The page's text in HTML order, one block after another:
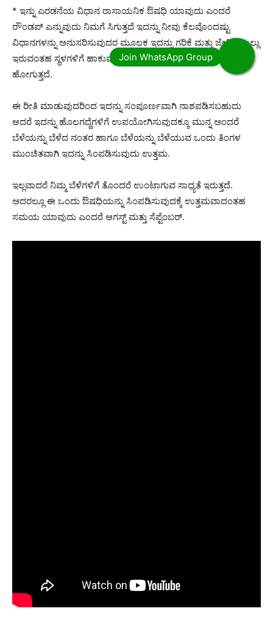
* ಇನ್ನು ಎರಡನೆಯ ವಿಧಾನ ರಾಸಾಯನಿಕ ಔಷಧಿ ಯಾವುದು ಎಂದರೆ
ರೌಂಡಪ್ ಎನ್ನುವುದು ನಿಮಗೆ ಸಿಗುತ್ತದೆ ಇದನ್ನು ನೀವು ಕೆಲವೊಂದಷ್ಟು
ವಿಧಾನಗಳನ್ನು ಅನುಸರಿಸುವುದರ ಮೂಲಕ ಇದನ್ನು ಗರಿಕೆ ಮತ್ತು ಜೇಕಿನ ಹುಲ್ಲು
ಇರುವಂತಹ ಸ್ಥಳಗಳಿಗೆ ಹಾಕುವುದರಿಂದ ಅದು ಬೇರು ಸಮೇತ ಒಣಗಿ
ಹೋಗುತ್ತದೆ.
ಈ ರೀತಿ ಮಾಡುವುದರಿಂದ ಇದನ್ನು ಸಂಪೂರ್ಣವಾಗಿ ನಾಶಪಡಿಸಬಹುದು
ಆದರೆ ಇದನ್ನು ಹೊಲಗದ್ದೆಗಳಿಗೆ ಉಪಯೋಗಿಸುವುದಕ್ಕೂ ಮುನ್ನ ಅಂದರೆ
ಬೆಳೆಯನ್ನು ಬೆಳೆದ ನಂತರ ಹಾಗೂ ಬೆಳೆಯನ್ನು ಬೆಳೆಯುವ ಒಂದು ತಿಂಗಳ
ಮುಂಚಿತವಾಗಿ ಇದನ್ನು ಸಿಂಪಡಿಸುವುದು ಉತ್ತಮ.
ಇಲ್ಲವಾದರೆ ನಿಮ್ಮ ಬೆಳೆಗಳಿಗೆ ತೊಂದರೆ ಉಂಟಾಗುವ ಸಾಧ್ಯತೆ ಇರುತ್ತದೆ.
ಅದರಲ್ಲೂ ಈ ಒಂದು ಔಷಧಿಯನ್ನು ಸಿಂಪಡಿಸುವುದಕ್ಕೆ ಉತ್ತಮವಾದಂತಹ
ಸಮಯ ಯಾವುದು ಎಂದರೆ ಆಗಸ್ಟ್ ಮತ್ತು ಸೆಪ್ಟೆಂಬರ್.